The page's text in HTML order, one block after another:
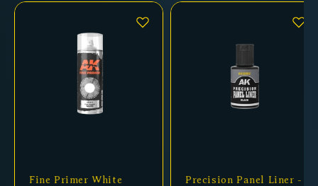
Fine Primer White
Precision Panel Liner -